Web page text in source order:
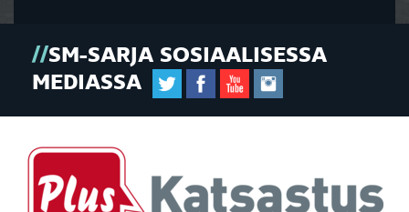
SM-SARJA SOSIAALISESSA
MEDIASSA